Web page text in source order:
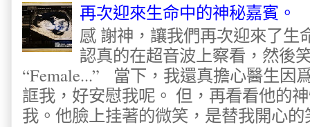
再次迎來生命中的神秘嘉賓。
感 謝神，讓我們再次迎來了生
認真的在超音波上察看，然後
“Female...” 當下，我還真擔心醫生因
誆我，好安慰我呢。 但，再看看他的
我。他臉上挂著的微笑，是替我開心的